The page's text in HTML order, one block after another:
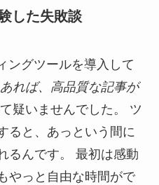
した失敗談
ングツールを導入して
あれば、高品質な記事が
疑いませんでした。 ツ
ると、あっという間に
るんです。 最初は感動
やっと自由な時間がで